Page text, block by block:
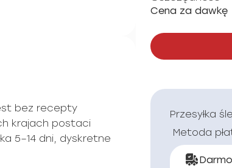
bez recepty
krajach postaci
5–14 dni, dyskretne
Cena za dawkę
Przesyłka
Metoda